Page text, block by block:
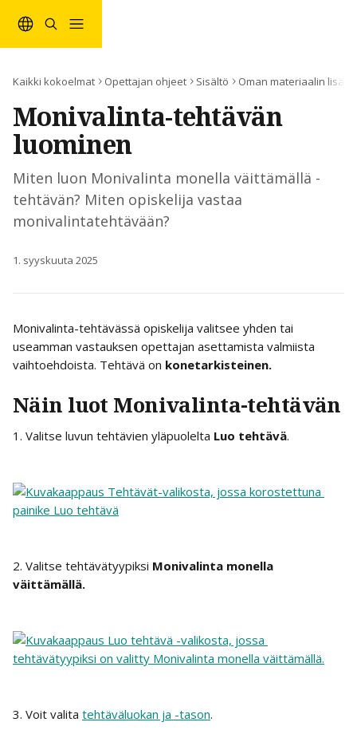
Kaikki kokoelmat Opettajan ohjeet Sisältö Oman materiaalin
Monivalinta-tehtävän
luominen
Miten luon Monivalinta monella väittämällä -
tehtävän? Miten opiskelija vastaa
monivalintatehtävään?
1. syyskuuta 2025
Monivalinta-tehtävässä opiskelija valitsee yhden tai
useamman vastauksen opettajan asettamista valmiista
vaihtoehdoista. Tehtävä on konetarkisteinen.
Näin luot Monivalinta-tehtävän
1. Valitse luvun tehtävien yläpuolelta Luo tehtävä.
2. Valitse tehtävätyypiksi Monivalinta monella
väittämällä.
3. Voit valita tehtäväluokan ja -tason.